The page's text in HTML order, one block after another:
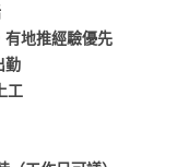
地推經驗優先
勤
工